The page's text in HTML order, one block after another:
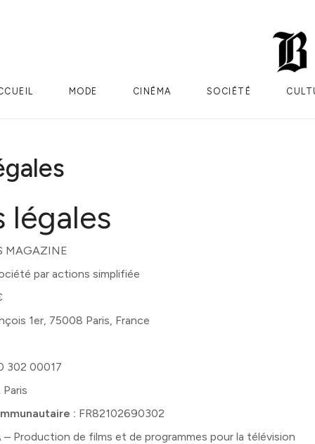
MODE CINÉMA SOCIÉTÉ
légales
MAGAZINE
par actions simplifiée
1er, 75008 Paris, France
302 00017
: FR82102690302
– Production de films et de programmes pour la télévision